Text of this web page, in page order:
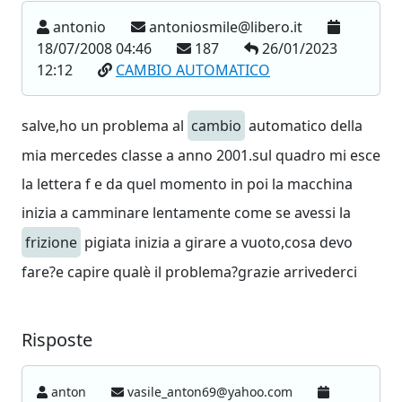
antonio
antoniosmile@libero.it
18/07/2008 04:46
187
26/01/2023
12:12
CAMBIO AUTOMATICO
salve,ho un problema al cambio automatico della
mia mercedes classe a anno 2001.sul quadro mi esce
la lettera f e da quel momento in poi la macchina
inizia a camminare lentamente come se avessi la
frizione pigiata inizia a girare a vuoto,cosa devo
fare?e capire qualè il problema?grazie arrivederci
Risposte
anton
vasile_anton69@yahoo.com